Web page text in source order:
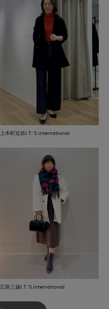
上本町近鉄I.T.'S.international
広島三越I.T.'S.international